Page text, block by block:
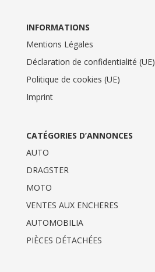
INFORMATIONS
Mentions Légales
Déclaration de confidentialité (UE)
Politique de cookies (UE)
Imprint
CATÉGORIES D’ANNONCES
AUTO
DRAGSTER
MOTO
VENTES AUX ENCHERES
AUTOMOBILIA
PIÈCES DÉTACHÉES